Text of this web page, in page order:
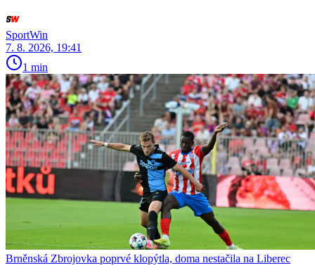
SportWin
7. 8. 2026, 19:41
1 min
Brněnská Zbrojovka poprvé klopýtla, doma nestačila na Liberec